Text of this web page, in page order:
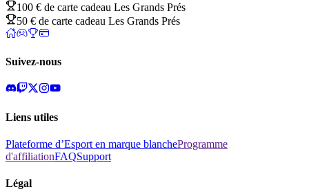
100 € de carte cadeau Les Grands Prés
50 € de carte cadeau Les Grands Prés
Suivez-nous
Liens utiles
Plateforme d’Esport en marque blancheProgramme
d'affiliationFAQSupport
Légal